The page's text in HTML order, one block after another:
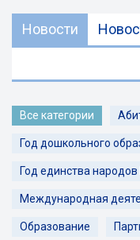
Новости
Все категории
Год дошкольного
Год единства народов
Международная
Образование